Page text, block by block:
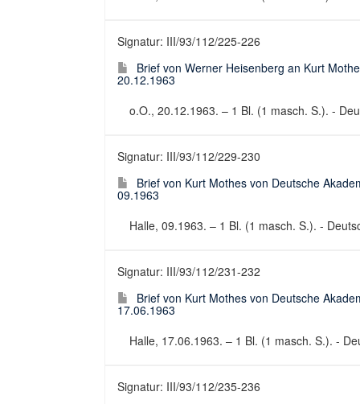
Signatur: III/93/112/225-226
Brief von Werner Heisenberg an Kurt
20.12.1963
o.O., 20.12.1963. – 1 Bl. (1 masch. S.). -
Signatur: III/93/112/229-230
Brief von Kurt Mothes von Deutsche
09.1963
Halle, 09.1963. – 1 Bl. (1 masch. S.). -
Signatur: III/93/112/231-232
Brief von Kurt Mothes von Deutsche
17.06.1963
Halle, 17.06.1963. – 1 Bl. (1 masch. S.). -
Signatur: III/93/112/235-236